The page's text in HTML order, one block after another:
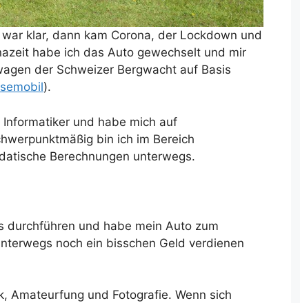
klar, dann kam Corona, der Lockdown und
habe ich das Auto gewechselt und mir
der Schweizer Bergwacht auf Basis
).
und habe mich auf
bin ich im Bereich
Berechnungen unterwegs.
durchführen und habe mein Auto zum
noch ein bisschen Geld verdienen
Amateurfung und Fotografie. Wenn sich